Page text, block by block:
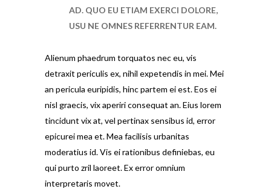
AD. QUO EU ETIAM EXERCI DOLORE,
USU NE OMNES REFERRENTUR EAM.
Alienum phaedrum torquatos nec eu, vis
detraxit periculis ex, nihil expetendis in mei. Mei
an pericula euripidis, hinc partem ei est. Eos ei
nisl graecis, vix aperiri consequat an. Eius lorem
tincidunt vix at, vel pertinax sensibus id, error
epicurei mea et. Mea facilisis urbanitas
moderatius id. Vis ei rationibus definiebas, eu
qui purto zril laoreet. Ex error omnium
interpretaris movet.